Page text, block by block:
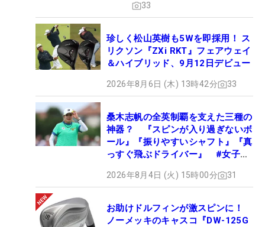
33
珍しく松山英樹も5Wを即採用！ ス
リクソン『ZXi RKT』フェアウェイ
＆ハイブリッド、9月12日デビュー
2026年8月6日 (木) 13時42分 33
桑木志帆の全英制覇を支えた三種の
神器？ 『スピンが入り過ぎないボ
ール』『振りやすいシャフト』『真
っすぐ飛ぶドライバー』 #女子プ
2026年8月4日 (火) 15時00分 31
お助けドルフィンが激スピンに！
ノーメッキのキャスコ『DW-125G